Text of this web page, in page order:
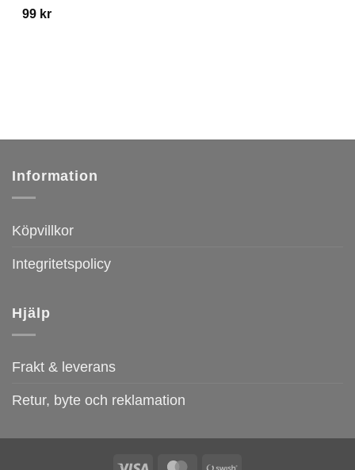
99 kr
Information
Köpvillkor
Integritetspolicy
Hjälp
Frakt & leverans
Retur, byte och reklamation
Visa MasterCard